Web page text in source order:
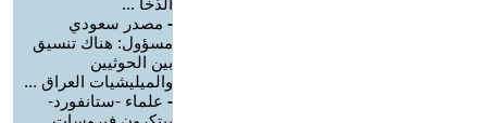
الذخا ...
- مصدر سعودي
مسؤول: هناك تنسيق
بين الحوثيين
والميليشيات العراق ...
- علماء -ستانفورد-